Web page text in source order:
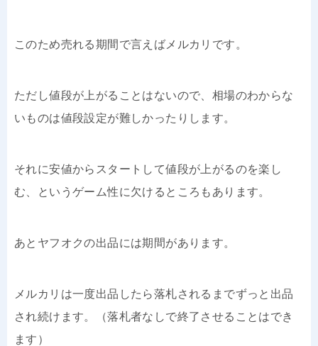
このため売れる期間で言えばメルカリです。
ただし値段が上がることはないので、相場のわからな
いものは値段設定が難しかったりします。
それに安値からスタートして値段が上がるのを楽し
む、というゲーム性に欠けるところもあります。
あとヤフオクの出品には期間があります。
メルカリは一度出品したら落札されるまでずっと出品
され続けます。（落札者なしで終了させることはでき
ます）